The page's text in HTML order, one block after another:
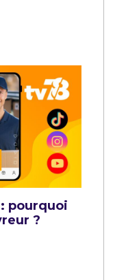
pourquoi
?